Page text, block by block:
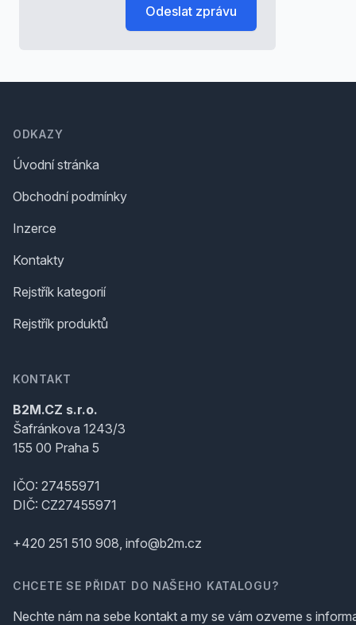
Odeslat zprávu
ODKAZY
Úvodní stránka
Obchodní podmínky
Inzerce
Kontakty
Rejstřík kategorií
Rejstřík produktů
KONTAKT
B2M.CZ s.r.o.
Šafránkova 1243/3
155 00 Praha 5
IČO: 27455971
DIČ: CZ27455971
+420 251 510 908, info@b2m.cz
CHCETE SE PŘIDAT DO NAŠEHO KATALOGU?
Nechte nám na sebe kontakt a my se vám ozveme s